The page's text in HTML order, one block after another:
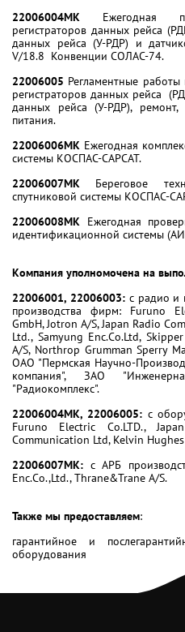
22006004МК Ежегодная
регистраторов данных рейса
данных рейса (У-РДР) и
V/18.8 Конвенции СОЛАС-74.
22006005 Регламентные
регистраторов данных рейса
данных рейса (У-РДР), ремонт,
питания.
22006006МК Ежегодная
системы КОСПАС-САРСАТ.
22006007МК Береговое
спутниковой системы КОСПАС-
22006008МК Ежегодная
идентификационной системы
Компания уполномочена на
22006001, 22006003:с радио и
производства фирм: Furuno
GmbH, Jotron A/S, Japan Radio
Ltd., Samyung Enc.Co.Ltd,
A/S, Northrop Grumman Sperry
ОАО "Пермская Научно-
компания", ЗАО
"Радиокомплекс".
22006004МК, 22006005: с
Furuno Electric Co.LTD.,
Communication Ltd, Kelvin
22006007МК: с АРБ
Enc.Co.,Ltd., Thrane&Trane A/S.
Также мы предоставляем:
гарантийное и
оборудования